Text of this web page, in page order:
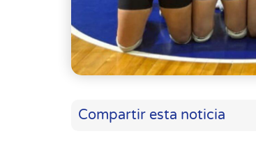
Compartir esta noticia